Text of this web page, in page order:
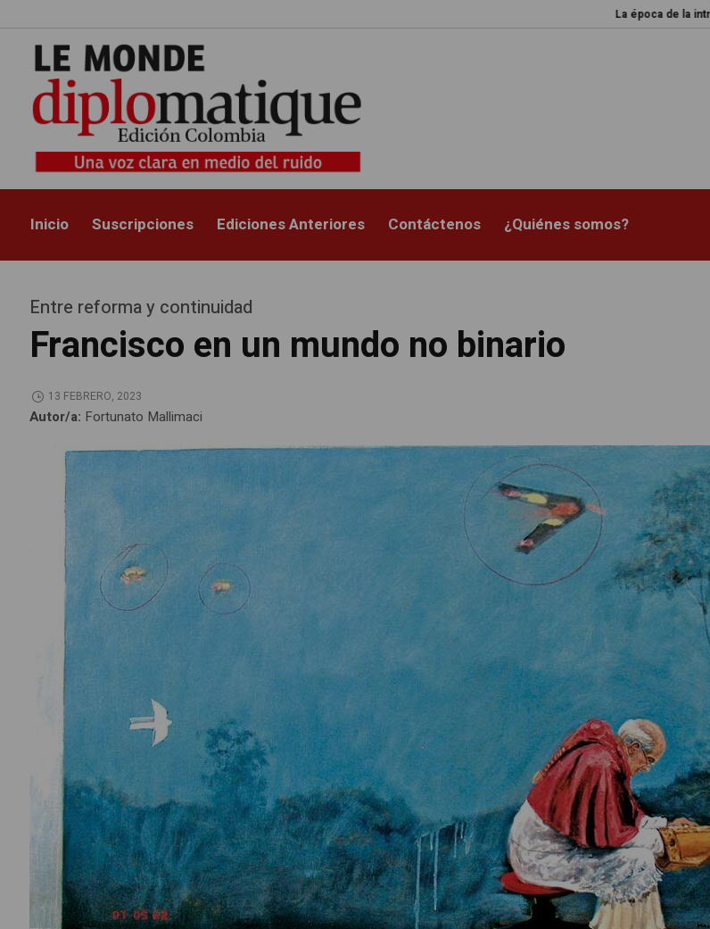
La época de la intranquilidad
Inicio Suscripciones Ediciones Anteriores Contáctenos ¿Quiénes somos?
Entre reforma y continuidad
Francisco en un mundo no binario
13 FEBRERO, 2023
Autor/a: Fortunato Mallimaci